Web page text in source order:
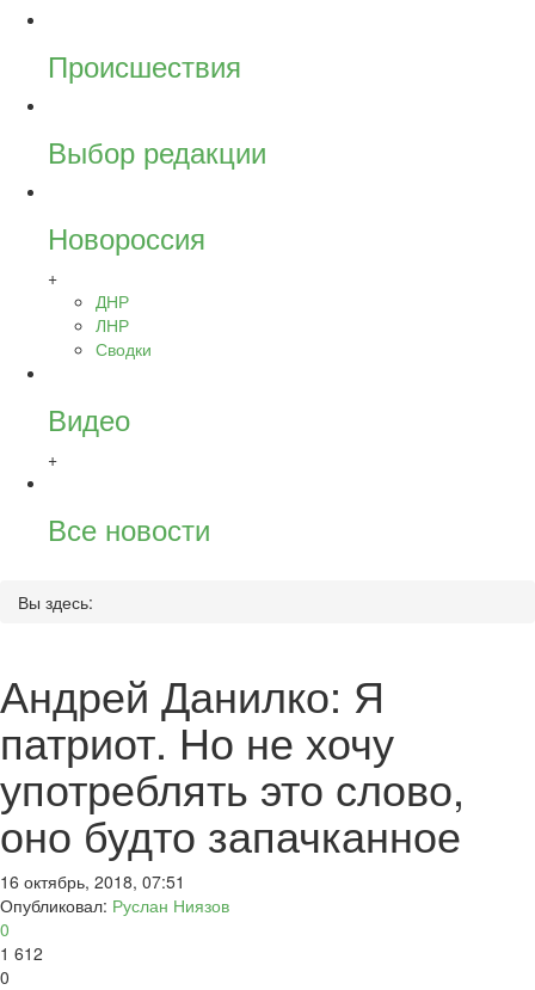
Происшествия
Выбор редакции
Новороссия
+
ДНР
ЛНР
Сводки
Видео
+
Все новости
Вы здесь:
Андрей Данилко: Я
патриот. Но не хочу
употреблять это слово,
оно будто запачканное
16 октябрь, 2018, 07:51
Опубликовал: Руслан Ниязов
0
1 612
0